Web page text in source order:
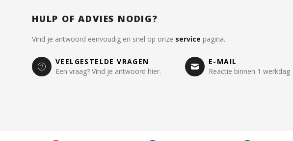
HULP OF ADVIES NODIG?
Vind je antwoord eenvoudig en snel op onze service pagina.
VEELGESTELDE VRAGEN
Een vraag? Vind je antwoord hier.
E-MAIL
Reactie binnen 1 werkdag